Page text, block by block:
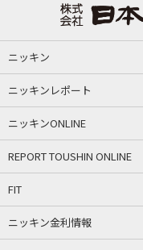
ニッキン
ニッキンレポート
ニッキンONLINE
REPORT TOUSHIN ONLINE
FIT
ニッキン金利情報